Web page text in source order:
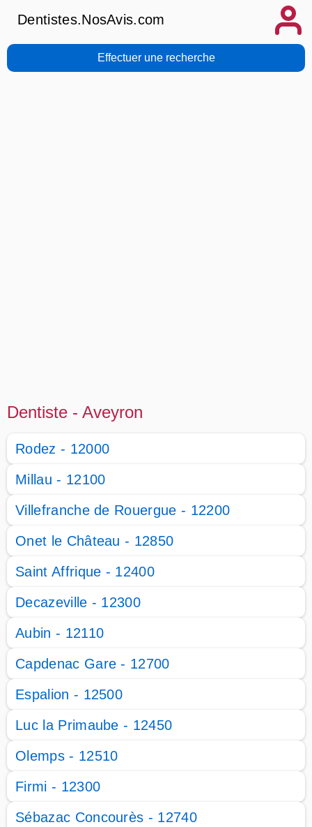
Dentistes.NosAvis.com
Effectuer une recherche
Dentiste - Aveyron
Rodez - 12000
Millau - 12100
Villefranche de Rouergue - 12200
Onet le Château - 12850
Saint Affrique - 12400
Decazeville - 12300
Aubin - 12110
Capdenac Gare - 12700
Espalion - 12500
Luc la Primaube - 12450
Olemps - 12510
Firmi - 12300
Sébazac Concourès - 12740